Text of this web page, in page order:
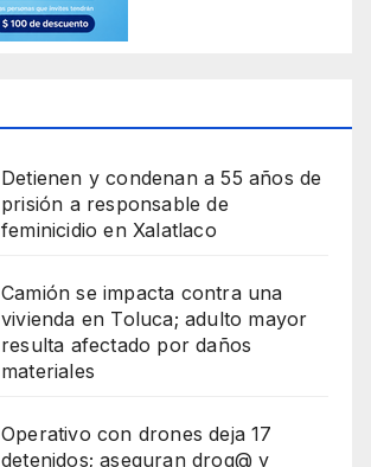
Detienen y condenan a 55 años de
prisión a responsable de
feminicidio en Xalatlaco
Camión se impacta contra una
vivienda en Toluca; adulto mayor
resulta afectado por daños
materiales
Operativo con drones deja 17
detenidos; aseguran drog@ y